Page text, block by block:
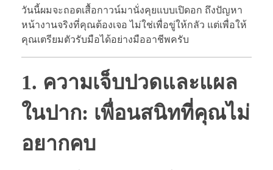
วันนี้ผมจะถอดเสื้อกาวน์มานั่งคุยแบบเปิดอก ถึงปัญหา
หน้างานจริงที่คุณต้องเจอ ไม่ใช่เพื่อขู่ให้กลัว แต่เพื่อให้
คุณเตรียมตัวรับมือได้อย่างมืออาชีพครับ
1. ความเจ็บปวดและแผล
ในปาก: เพื่อนสนิทที่คุณไม่
อยากคบ